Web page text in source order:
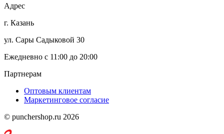
Адрес
г. Казань
ул. Сары Садыковой 30
Ежедневно с 11:00 до 20:00
Партнерам
Оптовым клиентам
Маркетинговое согласие
© punchershop.ru 2026